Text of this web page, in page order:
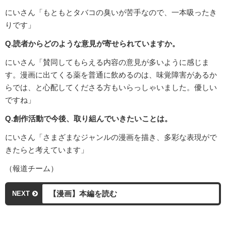
にいさん「もともとタバコの臭いが苦手なので、一本吸ったき
りです」
Q.読者からどのような意見が寄せられていますか。
にいさん「賛同してもらえる内容の意見が多いように感じま
す。漫画に出てくる薬を普通に飲めるのは、味覚障害があるか
らでは、と心配してくださる方もいらっしゃいました。優しい
ですね」
Q.創作活動で今後、取り組んでいきたいことは。
にいさん「さまざまなジャンルの漫画を描き、多彩な表現がで
きたらと考えています」
（報道チーム）
NEXT 【漫画】本編を読む